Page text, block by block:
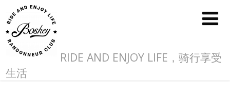
RIDE AND ENJOY LIFE，骑行享受
生活